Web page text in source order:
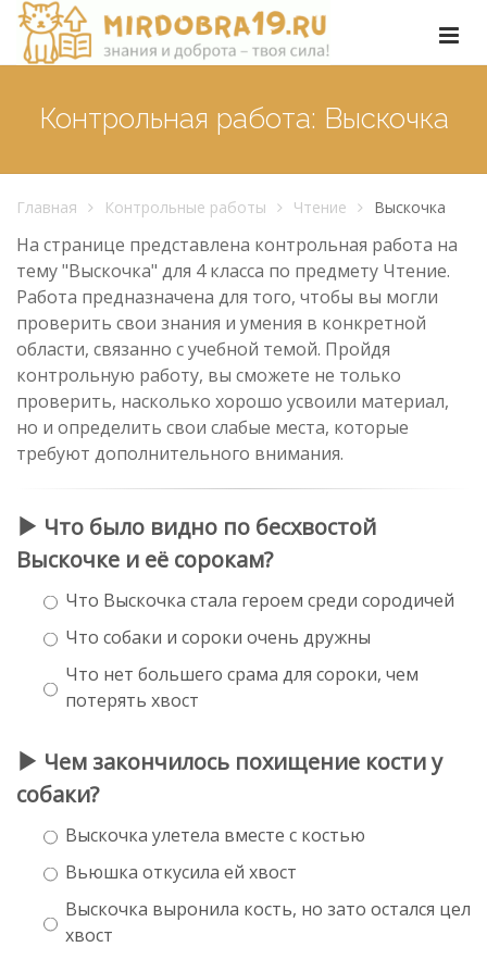
Контрольная работа: Выскочка
Главная Контрольные работы Чтение Выскочка
На странице представлена контрольная работа на
тему "Выскочка" для 4 класса по предмету Чтение.
Работа предназначена для того, чтобы вы могли
проверить свои знания и умения в конкретной
области, связанно с учебной темой. Пройдя
контрольную работу, вы сможете не только
проверить, насколько хорошо усвоили материал,
но и определить свои слабые места, которые
требуют дополнительного внимания.
Что было видно по бесхвостой
Выскочке и её сорокам?
Что Выскочка стала героем среди сородичей
Что собаки и сороки очень дружны
Что нет большего срама для сороки, чем
потерять хвост
Чем закончилось похищение кости у
собаки?
Выскочка улетела вместе с костью
Вьюшка откусила ей хвост
Выскочка выронила кость, но зато остался цел
хвост